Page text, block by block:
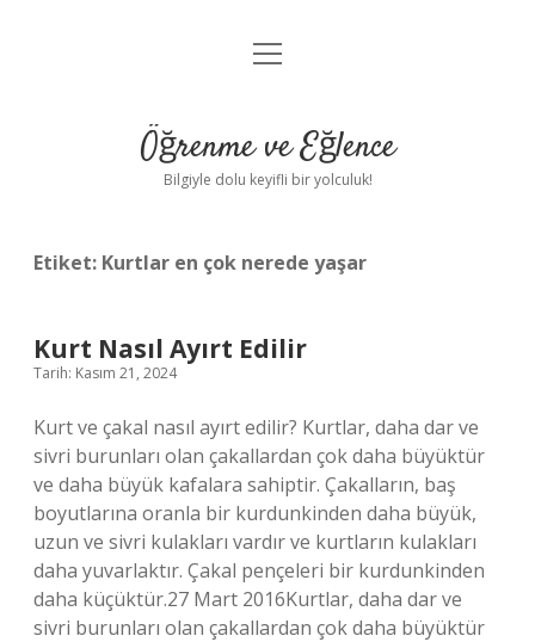
Anasayfa
Yasal Uyarı
menüyü
Öğrenme ve Eğlence
Bilgiyle dolu keyifli bir yolculuk!
Etiket: Kurtlar en çok nerede yaşar
Kurt Nasıl Ayırt Edilir
Tarih: Kasım 21, 2024
Kurt ve çakal nasıl ayırt edilir? Kurtlar, daha dar ve
sivri burunları olan çakallardan çok daha büyüktür
ve daha büyük kafalara sahiptir. Çakalların, baş
boyutlarına oranla bir kurdunkinden daha büyük,
uzun ve sivri kulakları vardır ve kurtların kulakları
daha yuvarlaktır. Çakal pençeleri bir kurdunkinden
daha küçüktür.27 Mart 2016Kurtlar, daha dar ve
sivri burunları olan çakallardan çok daha büyüktür